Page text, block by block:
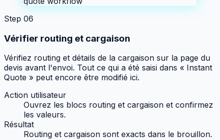
Step 06
Vérifier routing et cargaison
Vérifiez routing et détails de la cargaison sur la page du
devis avant l'envoi. Tout ce qui a été saisi dans « Instant
Quote » peut encore être modifié ici.
Action utilisateur
Ouvrez les blocs routing et cargaison et confirmez
les valeurs.
Résultat
Routing et cargaison sont exacts dans le brouillon.